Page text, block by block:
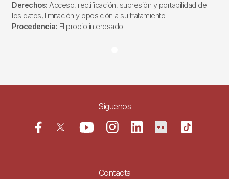
Derechos: Acceso, rectificación, supresión y portabilidad de
los datos, limitación y oposición a su tratamiento.
Procedencia: El propio interesado.
Siguenos
Contacta